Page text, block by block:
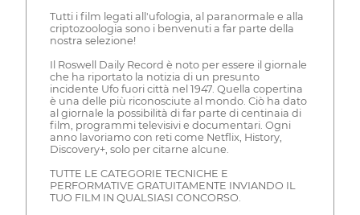
Tutti i film legati all'ufologia, al paranormale e alla
criptozoologia sono i benvenuti a far parte della
nostra selezione!
Il Roswell Daily Record è noto per essere il giornale
che ha riportato la notizia di un presunto
incidente Ufo fuori città nel 1947. Quella copertina
è una delle più riconosciute al mondo. Ciò ha dato
al giornale la possibilità di far parte di centinaia di
film, programmi televisivi e documentari. Ogni
anno lavoriamo con reti come Netflix, History,
Discovery+, solo per citarne alcune.
TUTTE LE CATEGORIE TECNICHE E
PERFORMATIVE GRATUITAMENTE INVIANDO IL
TUO FILM IN QUALSIASI CONCORSO.